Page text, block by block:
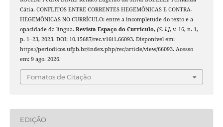
Cátia. CONFLITOS ENTRE CORRENTES HEGEMÔNICAS E CONTRA-
HEGEMÔNICAS NO CURRÍCULO: entre a incompletude do texto e a
opacidade da língua. Revista Espaço do Currículo, [S. l.], v. 16, n. 1,
p. 1–23, 2023. DOI: 10.15687/rec.v16i1.66093. Disponível em:
https://periodicos.ufpb.br/index.php/rec/article/view/66093. Acesso
em: 9 ago. 2026.
Fomatos de Citação
EDIÇÃO